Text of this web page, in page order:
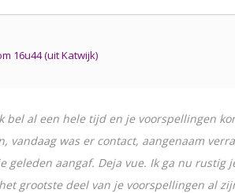
16u44 (uit Katwijk)
al een hele tijd en je voorspellingen
vandaag was er contact, aangenaam
aangaf. Deja vue. Ik ga nu
grootste deel van je voorspellingen al